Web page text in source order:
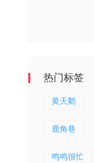
热门标签
黄天鹅
鹿角巷
鸣鸣很忙